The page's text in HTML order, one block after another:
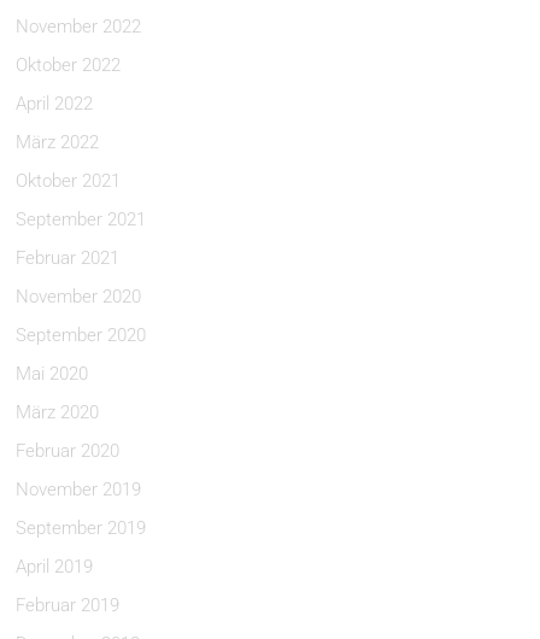
November 2022
Oktober 2022
April 2022
März 2022
Oktober 2021
September 2021
Februar 2021
November 2020
September 2020
Mai 2020
März 2020
Februar 2020
November 2019
September 2019
April 2019
Februar 2019